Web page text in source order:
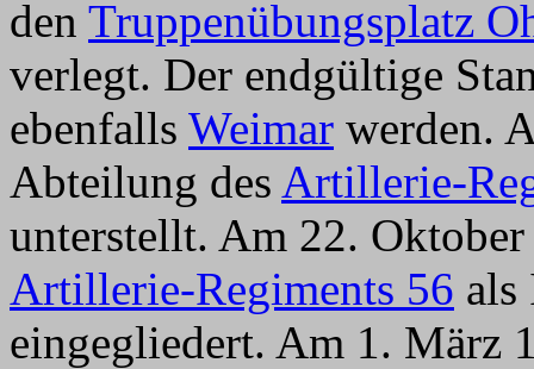
den Truppenübungsplatz
verlegt. Der endgültige
ebenfalls Weimar werden.
Abteilung des Artillerie-
unterstellt. Am 22.
Artillerie-Regiments 56 als
eingegliedert. Am 1. März